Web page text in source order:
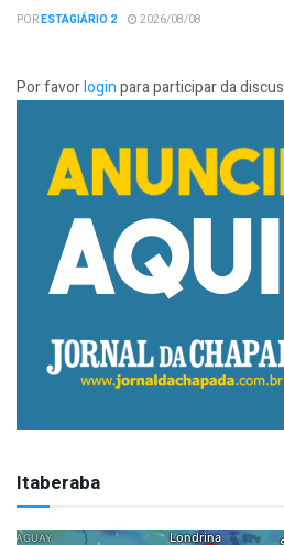
PORESTAGIÁRIO 2 2026/08/08
Por favorloginpara participar da
Itaberaba